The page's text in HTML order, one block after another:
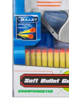
Tablite educative